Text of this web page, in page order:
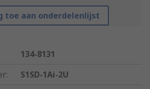
toe aan onderdelenlijst
134-8131
:
S1SD-1Ai-2U